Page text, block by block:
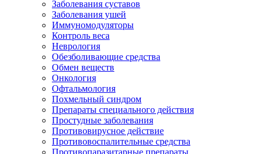
Заболевания суставов
Заболевания ушей
Иммуномодуляторы
Контроль веса
Неврология
Обезболивающие средства
Обмен веществ
Онкология
Офтальмология
Похмельный синдром
Препараты специального действия
Простудные заболевания
Противовирусное действие
Противовоспалительные средства
Противопаразитарные препараты